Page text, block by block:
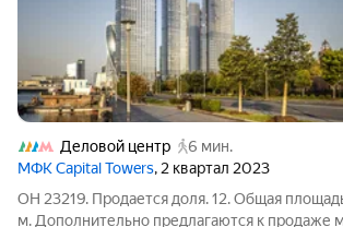
Деловой центр
6 мин.
МФК Capital Towers, 2 квартал 2023
ОН 23219. Продается доля. 12. Общая
м. Дополнительно предлагаются к продаже